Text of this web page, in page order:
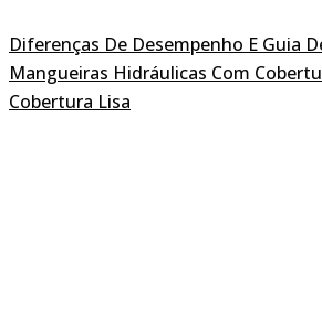
Diferenças De Desempenho E Guia
Mangueiras Hidráulicas Com
Cobertura Lisa